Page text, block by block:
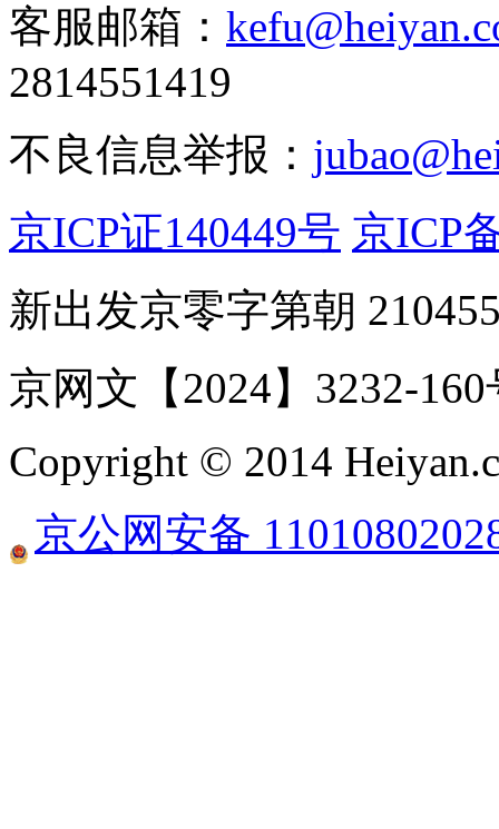
客服邮箱：
2814551419
不良信息举报：
京ICP证140449号 京ICP
新出发京零字第朝
京网文【2024】3232-160
Copyright © 2014
京公网安备